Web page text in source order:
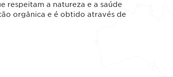
respeitam a natureza e a saúde
orgânica e é obtido através de